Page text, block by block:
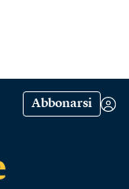
Abbonarsi